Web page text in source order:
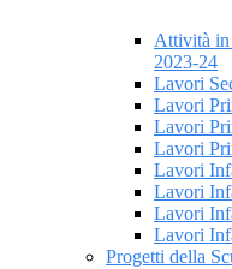
Attività in
2023-24
Lavori
Lavori
Lavori
Lavori
Lavori
Lavori
Lavori
Lavori
Progetti della